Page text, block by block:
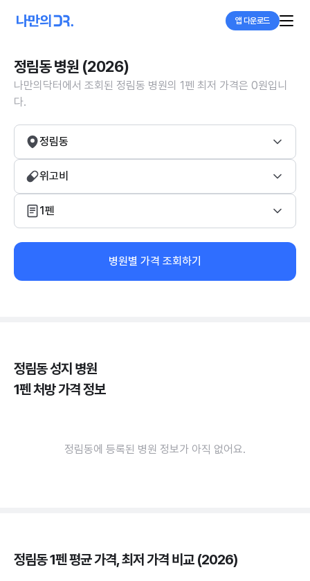
앱 다운로드
정림동 병원 (2026)
나만의닥터에서 조회된 정림동 병원의 1펜 최저 가격은 0원입니
다.
정림동
위고비
1펜
병원별 가격 조회하기
정림동 성지 병원
1펜 처방 가격 정보
정림동에 등록된 병원 정보가 아직 없어요.
정림동 1펜 평균 가격, 최저 가격 비교 (2026)